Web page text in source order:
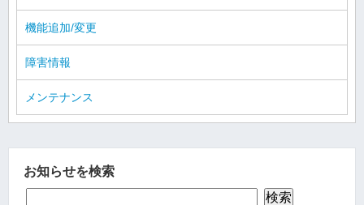
機能追加/変更
障害情報
メンテナンス
お知らせを検索